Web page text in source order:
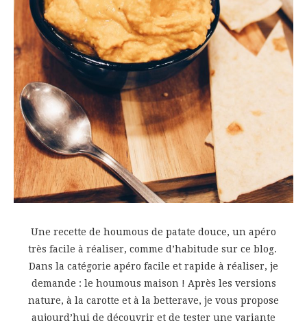
Une recette de houmous de patate douce, un apéro
très facile à réaliser, comme d’habitude sur ce blog.
Dans la catégorie apéro facile et rapide à réaliser, je
demande : le houmous maison ! Après les versions
nature, à la carotte et à la betterave, je vous propose
aujourd’hui de découvrir et de tester une variante